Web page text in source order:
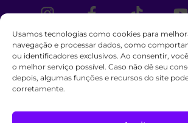
Usamos tecnologias como cookies para
navegação e processar dados, como
ou identificadores exclusivos. Ao consentir,
o melhor serviço possível. Caso não dê seu
depois, algumas funções e recursos do site
corretamente.